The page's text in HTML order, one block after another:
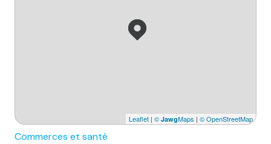
Leaflet | © JawgMaps | © OpenStreetMap
Commerces et santé